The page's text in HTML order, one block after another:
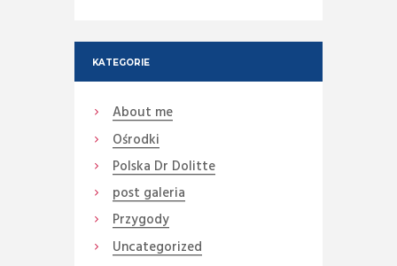
KATEGORIE
About me
Ośrodki
Polska Dr Dolitte
post galeria
Przygody
Uncategorized